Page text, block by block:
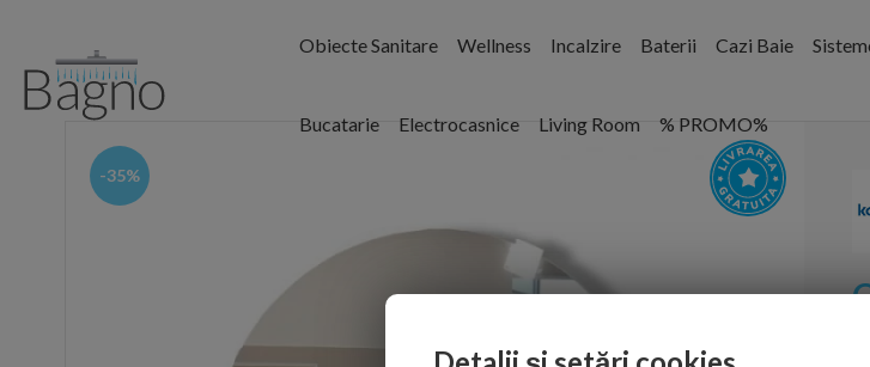
Obiecte Sanitare Wellness Incalzire Baterii Cazi Baie
Bucatarie Electrocasnice Living Room % PROMO%
-35%